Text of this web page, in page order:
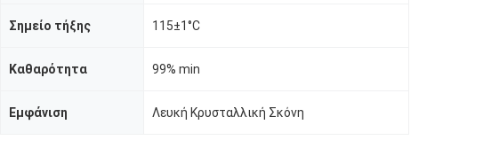
Σημείο τήξης 115±1°C
Καθαρότητα 99% min
Εμφάνιση Λευκή Κρυσταλλική Σκόνη